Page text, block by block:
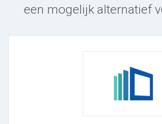
een mogelijk alternatief